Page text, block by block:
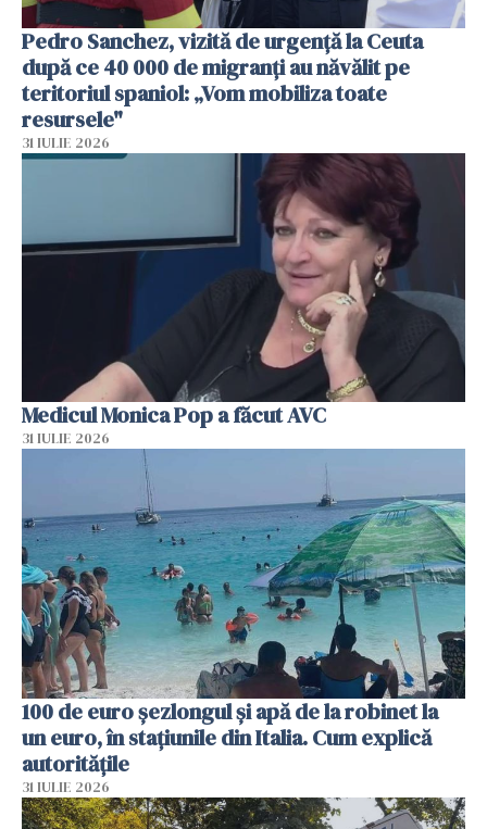
Pedro Sanchez, vizită de urgență la Ceuta
după ce 40 000 de migranți au năvălit pe
teritoriul spaniol: „Vom mobiliza toate
resursele"
31 IULIE 2026
Medicul Monica Pop a făcut AVC
31 IULIE 2026
100 de euro șezlongul și apă de la robinet la
un euro, în stațiunile din Italia. Cum explică
autoritățile
31 IULIE 2026